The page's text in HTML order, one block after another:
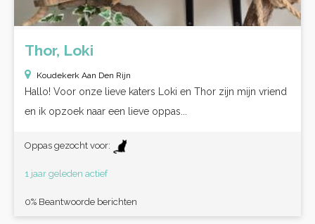
Thor, Loki
Koudekerk Aan Den Rijn
Hallo! Voor onze lieve katers Loki en Thor zijn mijn vriend
en ik opzoek naar een lieve oppas...
Oppas gezocht voor:
1 jaar geleden actief
0% Beantwoorde berichten